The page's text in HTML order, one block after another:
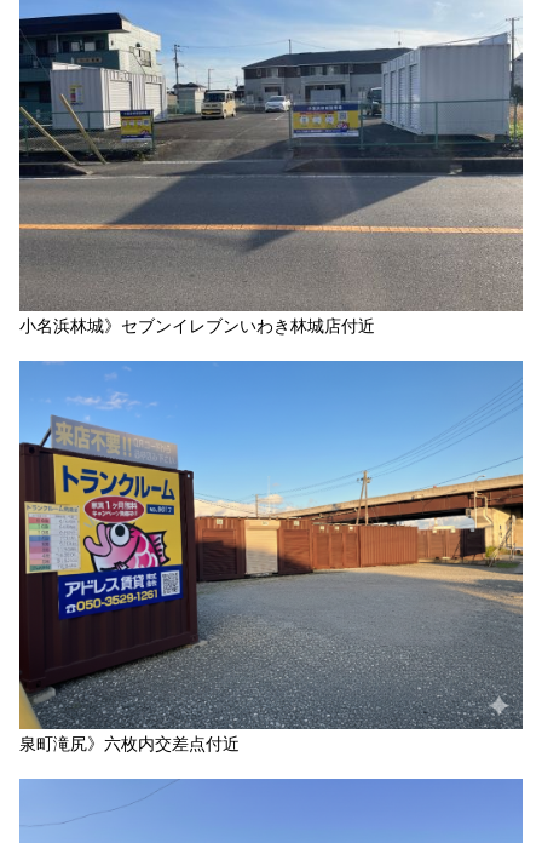
小名浜林城》セブンイレブンいわき林城店付近
泉町滝尻》六枚内交差点付近